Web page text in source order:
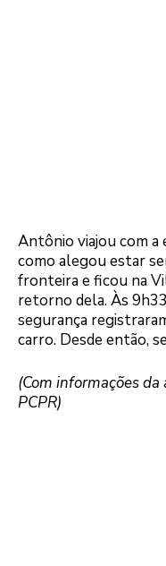
Antônio viajou com a
como alegou estar
fronteira e ficou na
retorno dela. Às
segurança
carro. Desde então,
(Com informações
PCPR)